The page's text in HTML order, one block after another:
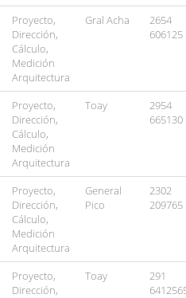
Proyecto,
Dirección,
Cálculo,
Medición
Arquitectura
Gral Acha
2654
606125
Proyecto,
Dirección,
Cálculo,
Medición
Arquitectura
Toay
2954
665130
Proyecto,
Dirección,
Cálculo,
Medición
Arquitectura
General
Pico
2302
209765
Proyecto,
Dirección,
Toay
291